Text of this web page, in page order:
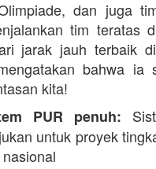
dan juga
tim teratas
jarak jauh terbaik
bahwa ia
kita!
PUR penuh:
untuk proyek